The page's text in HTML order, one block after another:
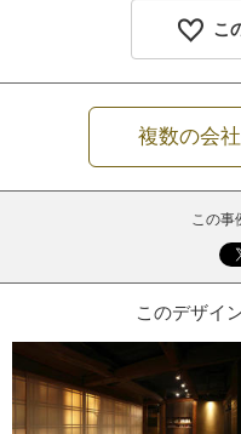
こ
複数の会
この事
このデザイ